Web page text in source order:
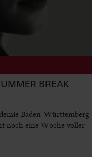
BREAK
Baden-Württemberg
noch eine Woche voller